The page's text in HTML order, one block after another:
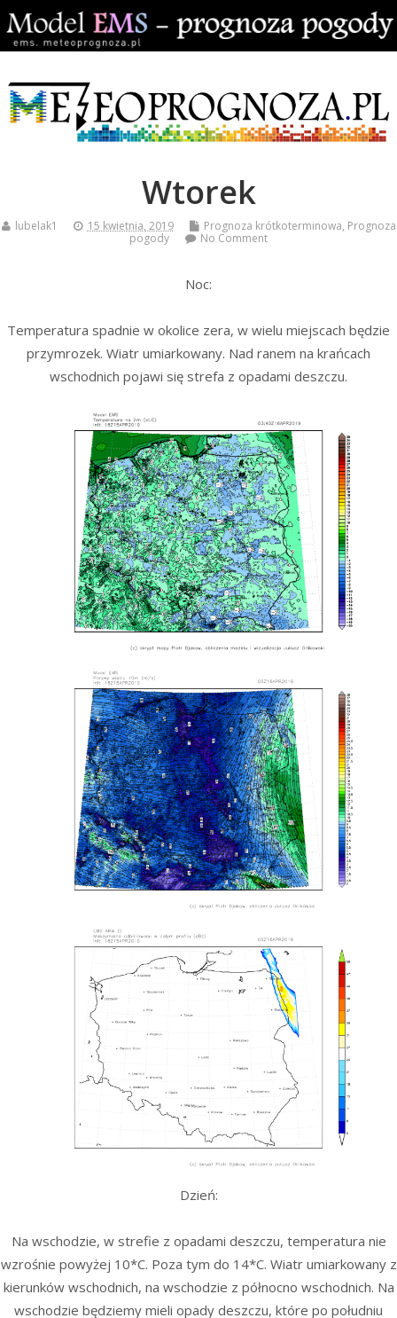
Wtorek
lubelak1 15 kwietnia, 2019 Prognoza krótkoterminowa, Prognoza
pogody
No Comment
Noc:
Temperatura spadnie w okolice zera, w wielu miejscach będzie
przymrozek. Wiatr umiarkowany. Nad ranem na krańcach
wschodnich pojawi się strefa z opadami deszczu.
Dzień:
Na wschodzie, w strefie z opadami deszczu, temperatura nie
wzrośnie powyżej 10*C. Poza tym do 14*C. Wiatr umiarkowany z
kierunków wschodnich, na wschodzie z północno wschodnich. Na
wschodzie będziemy mieli opady deszczu, które po południu